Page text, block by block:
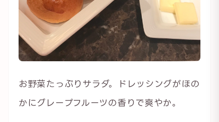
お野菜たっぷりサラダ。ドレッシングがほの
かにグレープフルーツの香りで爽やか。